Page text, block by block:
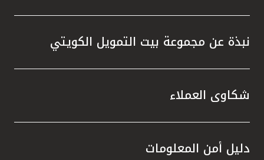
نبذة عن مجموعة بيت التمويل الكويتي
شكاوى العملاء
دليل أمن المعلومات